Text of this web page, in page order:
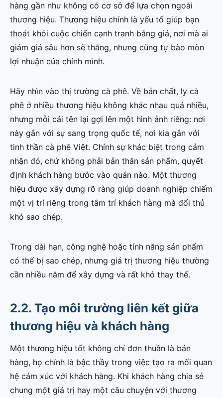
hàng gần như không có cơ sở để lựa chọn ngoài
thương hiệu. Thương hiệu chính là yếu tố giúp bạn
thoát khỏi cuộc chiến cạnh tranh bằng giá, nơi mà ai
giảm giá sâu hơn sẽ thắng, nhưng cũng tự bào mòn
lợi nhuận của chính mình.
Hãy nhìn vào thị trường cà phê. Về bản chất, ly cà
phê ở nhiều thương hiệu không khác nhau quá nhiều,
nhưng mỗi cái tên lại gợi lên một hình ảnh riêng: nơi
này gắn với sự sang trọng quốc tế, nơi kia gắn với
tinh thần cà phê Việt. Chính sự khác biệt trong cảm
nhận đó, chứ không phải bản thân sản phẩm, quyết
định khách hàng bước vào quán nào. Một thương
hiệu được xây dựng rõ ràng giúp doanh nghiệp chiếm
một vị trí riêng trong tâm trí khách hàng mà đối thủ
khó sao chép.
Trong dài hạn, công nghệ hoặc tính năng sản phẩm
có thể bị sao chép, nhưng giá trị thương hiệu thường
cần nhiều năm để xây dựng và rất khó thay thế.
2.2. Tạo môi trường liên kết giữa
thương hiệu và khách hàng
Một thương hiệu tốt không chỉ đơn thuần là bán
hàng, họ chính là bậc thầy trong việc tạo ra mối quan
hệ cảm xúc với khách hàng. Khi khách hàng chia sẻ
chung một giá trị hay một câu chuyện với thương